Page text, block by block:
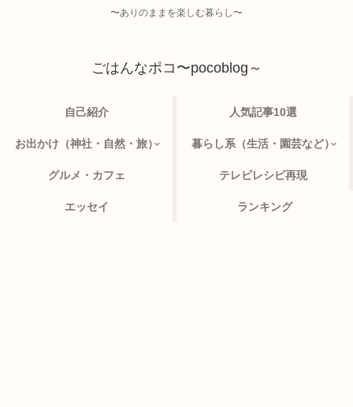
〜ありのままを楽しむ暮らし〜
ごはんなポコ〜pocoblog～
自己紹介 人気記事10選
お出かけ（神社・自然・旅） 暮らし系（生活・園芸など）
グルメ・カフェ テレビレシピ再現
エッセイ ランキング